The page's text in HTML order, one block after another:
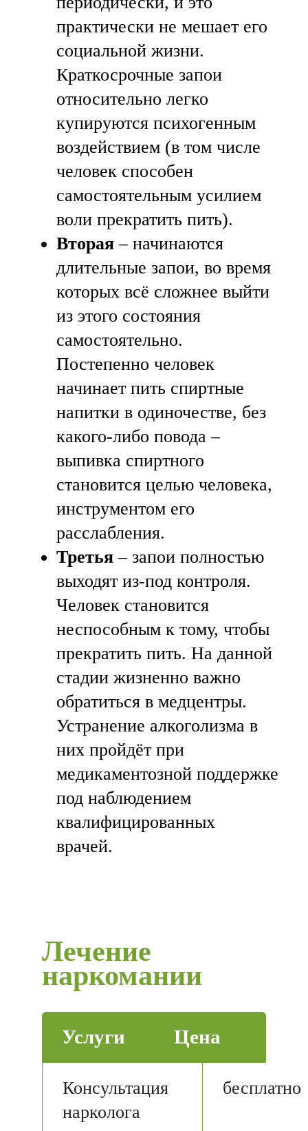
практически не мешает его
социальной жизни.
Краткосрочные запои
относительно легко
купируются психогенным
воздействием (в том числе
человек способен
самостоятельным усилием
воли прекратить пить).
Вторая – начинаются
длительные запои, во время
которых всё сложнее выйти
из этого состояния
самостоятельно.
Постепенно человек
начинает пить спиртные
напитки в одиночестве, без
какого-либо повода –
выпивка спиртного
становится целью человека,
инструментом его
расслабления.
Третья – запои полностью
выходят из-под контроля.
Человек становится
неспособным к тому, чтобы
прекратить пить. На данной
стадии жизненно важно
обратиться в медцентры.
Устранение алкоголизма в
них пройдёт при
медикаментозной поддержке
под наблюдением
квалифицированных
врачей.
Лечение
наркомании
Услуги Цена
Консультация
нарколога
бесплатно